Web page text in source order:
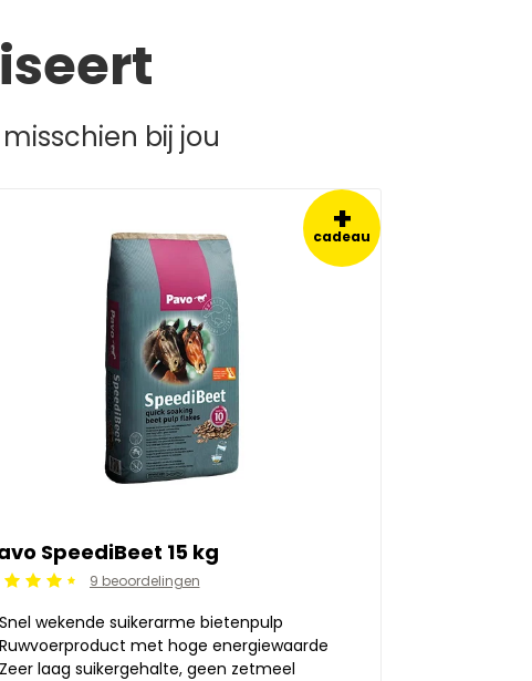
bij jou
+
cadeau
SpeediBeet 15 kg
4.5/5
9 beoordelingen
Snel wekende suikerarme bietenpulp
Ruwvoerproduct met hoge energiewaarde
Zeer laag suikergehalte, geen zetmeel